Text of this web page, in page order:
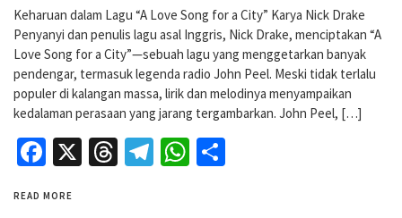
Keharuan dalam Lagu “A Love Song for a City” Karya Nick Drake
Penyanyi dan penulis lagu asal Inggris, Nick Drake, menciptakan “A
Love Song for a City”—sebuah lagu yang menggetarkan banyak
pendengar, termasuk legenda radio John Peel. Meski tidak terlalu
populer di kalangan massa, lirik dan melodinya menyampaikan
kedalaman perasaan yang jarang tergambarkan. John Peel, […]
Facebook
X Threads
Telegram
WhatsApp
READ MORE